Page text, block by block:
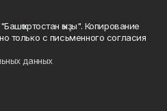
ҡыҙы". Копирование
только с письменного согласия
данных